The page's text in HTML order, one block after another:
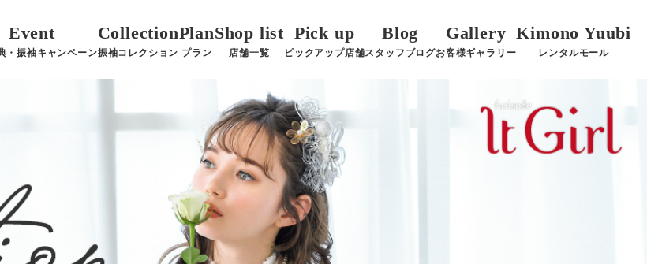
Event
・振袖キャンペーン
Collection
振袖コレクション
Plan
プラン
Shop list
店舗一覧
Pick up
ピックアップ店舗
Blog
スタッフブログ
Gallery
お客様ギャラリー
Kimono Yuubi
レンタルモール